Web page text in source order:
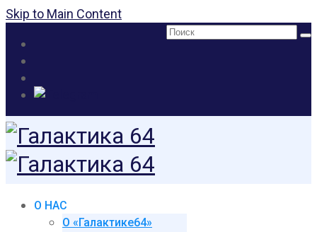
Skip to Main Content
Поиск:
О НАС
О «Галактике64»